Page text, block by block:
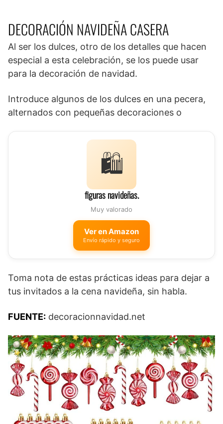
DECORACIÓN NAVIDEÑA CASERA
Al ser los dulces, otro de los detalles que hacen
especial a esta celebración, se los puede usar
para la decoración de navidad.
Introduce algunos de los dulces en una pecera,
alternados con pequeñas decoraciones o
🛍️
figuras navideñas.
Muy valorado
Ver en Amazon
Envío rápido y seguro
Toma nota de estas prácticas ideas para dejar a
tus invitados a la cena navideña, sin habla.
FUENTE: decoracionnavidad.net